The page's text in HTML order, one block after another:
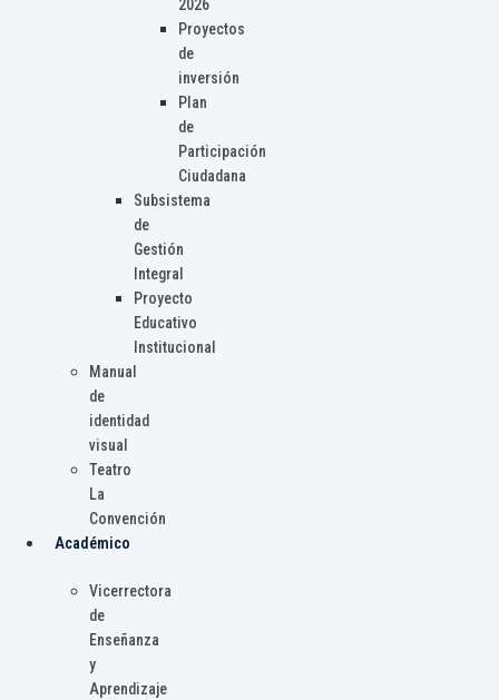
2026
Proyectos
de
inversión
Plan
de
Participación
Ciudadana
Subsistema
de
Gestión
Integral
Proyecto
Educativo
Institucional
Manual
de
identidad
visual
Teatro
La
Convención
Académico
Vicerrectora
de
Enseñanza
y
Aprendizaje